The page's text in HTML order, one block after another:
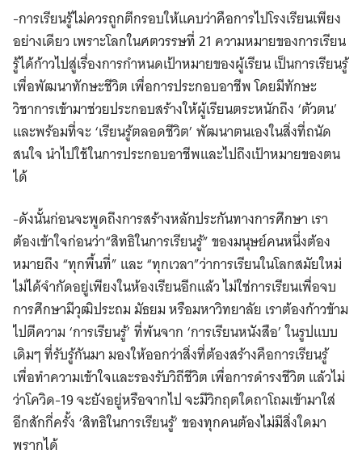
-การเรียนรู้ไม่ควรถูกตีกรอบให้แคบว่าคือการไปโรงเรียนเพียง
อย่างเดียว เพราะโลกในศตวรรษที่ 21 ความหมายของการเรียน
รู้ได้ก้าวไปสู่เรื่องการกำหนดเป้าหมายของผู้เรียน เป็นการเรียนรู้
เพื่อพัฒนาทักษะชีวิต เพื่อการประกอบอาชีพ โดยมีทักษะ
วิชาการเข้ามาช่วยประกอบสร้างให้ผู้เรียนตระหนักถึง ‘ตัวตน’
และพร้อมที่จะ ‘เรียนรู้ตลอดชีวิต’ พัฒนาตนเองในสิ่งที่ถนัด
สนใจ นำไปใช้ในการประกอบอาชีพและไปถึงเป้าหมายของตน
ได้
-ดังนั้นก่อนจะพูดถึงการสร้างหลักประกันทางการศึกษา เรา
ต้องเข้าใจก่อนว่า“สิทธิในการเรียนรู้” ของมนุษย์คนหนึ่งต้อง
หมายถึง “ทุกพื้นที่” และ “ทุกเวลา”ว่าการเรียนในโลกสมัยใหม่
ไม่ได้จำกัดอยู่เพียงในห้องเรียนอีกแล้ว ไม่ใช่การเรียนเพื่อจบ
การศึกษามีวุฒิประถม มัธยม หรือมหาวิทยาลัย เราต้องก้าวข้าม
ไปตีความ ‘การเรียนรู้’ ที่พ้นจาก ‘การเรียนหนังสือ’ ในรูปแบบ
เดิมๆ ที่รับรู้กันมา มองให้ออกว่าสิ่งที่ต้องสร้างคือการเรียนรู้
เพื่อทำความเข้าใจและรองรับวิถีชีวิต เพื่อการดำรงชีวิต แล้วไม่
ว่าโควิด-19 จะยังอยู่หรือจากไป จะมีวิกฤตใดถาโถมเข้ามาใส่
อีกสักกี่ครั้ง ‘สิทธิในการเรียนรู้’ ของทุกคนต้องไม่มีสิ่งใดมา
พรากได้